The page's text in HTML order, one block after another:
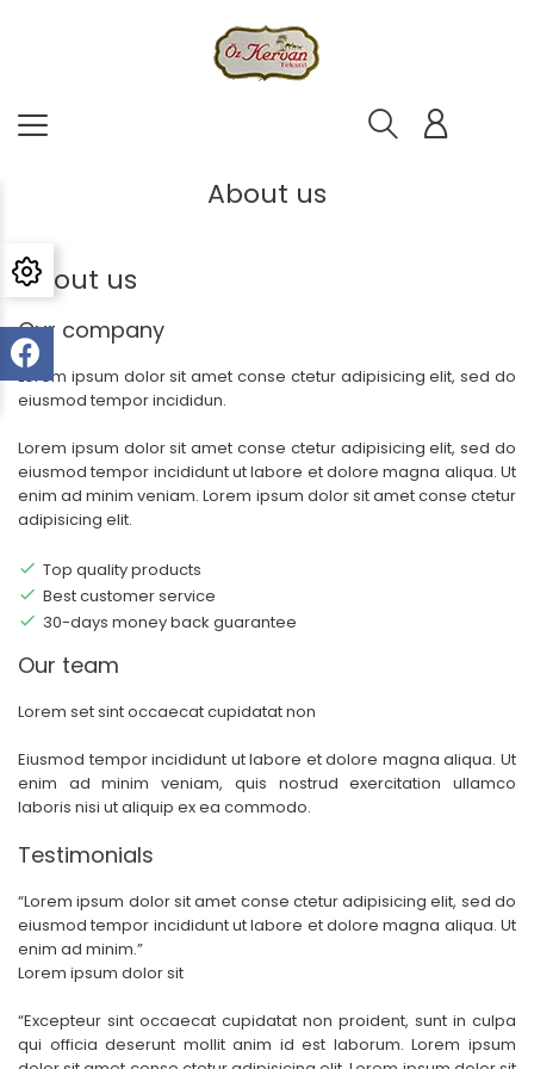
About us
About us
Our company
Lorem ipsum dolor sit amet conse ctetur adipisicing elit, sed do
eiusmod tempor incididun.
Lorem ipsum dolor sit amet conse ctetur adipisicing elit, sed do
eiusmod tempor incididunt ut labore et dolore magna aliqua. Ut
enim ad minim veniam. Lorem ipsum dolor sit amet conse ctetur
adipisicing elit.
Top quality products
Best customer service
30-days money back guarantee
Our team
Lorem set sint occaecat cupidatat non
Eiusmod tempor incididunt ut labore et dolore magna aliqua. Ut
enim ad minim veniam, quis nostrud exercitation ullamco
laboris nisi ut aliquip ex ea commodo.
Testimonials
“Lorem ipsum dolor sit amet conse ctetur adipisicing elit, sed do
eiusmod tempor incididunt ut labore et dolore magna aliqua. Ut
enim ad minim.”
Lorem ipsum dolor sit
“Excepteur sint occaecat cupidatat non proident, sunt in culpa
qui officia deserunt mollit anim id est laborum. Lorem ipsum